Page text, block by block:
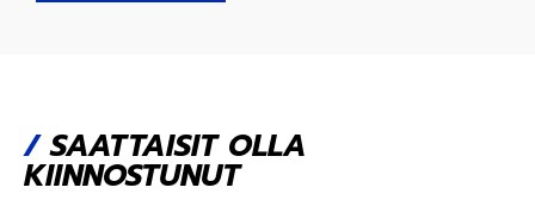
/SAATTAISIT OLLA
KIINNOSTUNUT